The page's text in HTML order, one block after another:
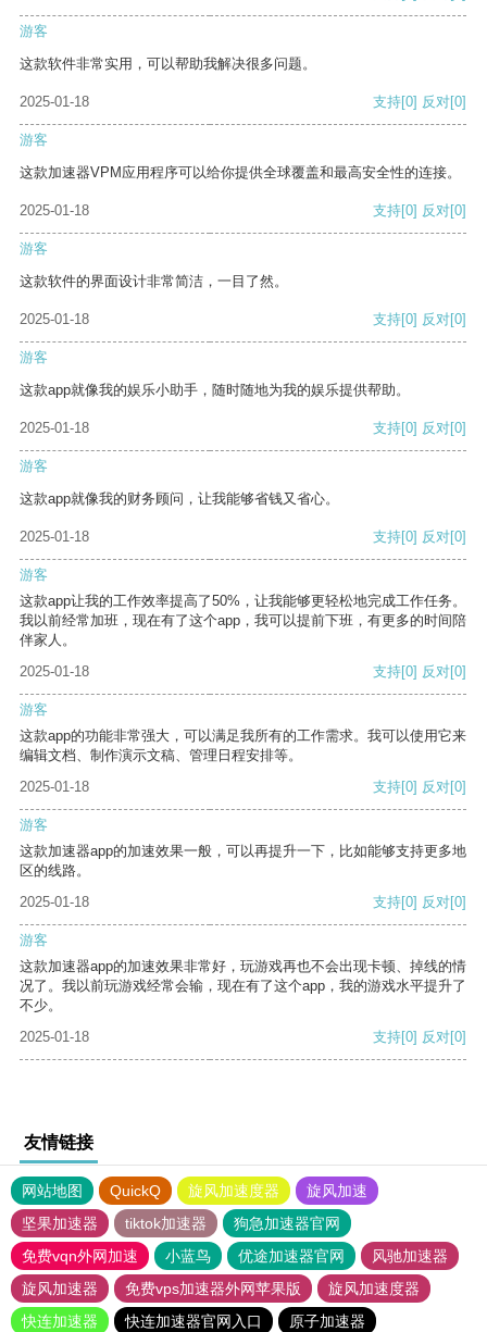
游客
这款软件非常实用，可以帮助我解决很多问题。
2025-01-18 支持[0] 反对[0]
游客
这款加速器VPM应用程序可以给你提供全球覆盖和最高安全性的连接。
2025-01-18 支持[0] 反对[0]
游客
这款软件的界面设计非常简洁，一目了然。
2025-01-18 支持[0] 反对[0]
游客
这款app就像我的娱乐小助手，随时随地为我的娱乐提供帮助。
2025-01-18 支持[0] 反对[0]
游客
这款app就像我的财务顾问，让我能够省钱又省心。
2025-01-18 支持[0] 反对[0]
游客
这款app让我的工作效率提高了50%，让我能够更轻松地完成工作任务。
我以前经常加班，现在有了这个app，我可以提前下班，有更多的时间陪
伴家人。
2025-01-18
支持[0] 反对[0]
游客
这款app的功能非常强大，可以满足我所有的工作需求。我可以使用它来
编辑文档、制作演示文稿、管理日程安排等。
2025-01-18
支持[0] 反对[0]
游客
这款加速器app的加速效果一般，可以再提升一下，比如能够支持更多地
区的线路。
2025-01-18
支持[0] 反对[0]
游客
这款加速器app的加速效果非常好，玩游戏再也不会出现卡顿、掉线的情
况了。我以前玩游戏经常会输，现在有了这个app，我的游戏水平提升了
不少。
2025-01-18
支持[0] 反对[0]
友情链接
网站地图 QuickQ 旋风加速度器
旋风加速
坚果加速器
tiktok加速器
狗急加速器官网
免费vqn外网加速
小蓝鸟 优途加速器官网
风驰加速器
旋风加速器
免费vps加速器外网苹果版
旋风加速度器
快连加速器
快连加速器官网入口
原子加速器